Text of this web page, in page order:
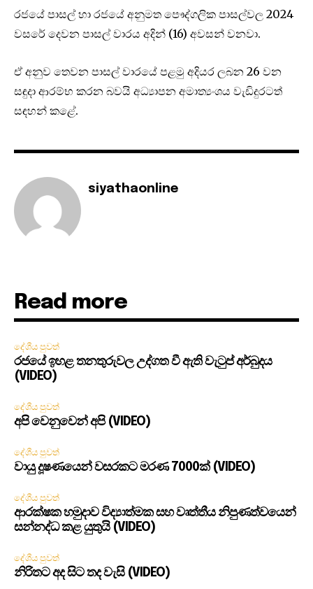
රජයේ පාසල් හා රජයේ අනුමත පෞද්ගලික පාසල්වල 2024
වසරේ දෙවන පාසල් වාරය අදින් (16) අවසන් වනවා.
ඒ අනුව තෙවන පාසල් වාරයේ පළමු අදියර ලබන 26 වන
සඳුදා ආරම්භ කරන බවයි අධ්‍යාපන අමාත්‍යංශය වැඩිදුරටත්
සඳහන් කළේ.
siyathaonline
Read more
දේශීය පුවත්
රජයේ ඉහළ තනතුරුවල උද්ගත වී ඇති වැටුප් අර්බුදය
(VIDEO)
දේශීය පුවත්
අපි වෙනුවෙන් අපි (VIDEO)
දේශීය පුවත්
වායු දූෂණයෙන් වසරකට මරණ 7000ක් (VIDEO)
දේශීය පුවත්
ආරක්ෂක හමුදාව විද්‍යාත්මක සහ වෘත්තීය නිපුණත්වයෙන්
සන්නද්ධ කළ යුතුයි (VIDEO)
දේශීය පුවත්
නිරිතට අද සිට තද වැසි (VIDEO)